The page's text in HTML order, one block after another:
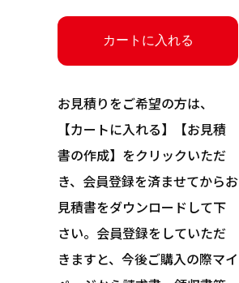
お見積りをご希望の方は、
【カートに入れる】【お見積
書の作成】をクリックいただ
き、会員登録を済ませてからお
見積書をダウンロードして下
さい。会員登録をしていただ
きますと、今後ご購入の際マイ